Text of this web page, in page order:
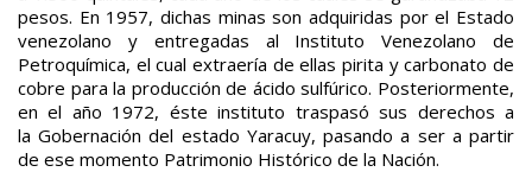
pesos. En 1957, dichas minas son adquiridas por el Estado
venezolano y entregadas al Instituto Venezolano de
Petroquímica, el cual extraería de ellas pirita y carbonato de
cobre para la producción de ácido sulfúrico. Posteriormente,
en el año 1972, éste instituto traspasó sus derechos a
la Gobernación del estado Yaracuy, pasando a ser a partir
de ese momento Patrimonio Histórico de la Nación.